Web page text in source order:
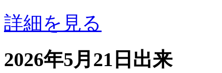
詳細を見る
2026年5月21日出来